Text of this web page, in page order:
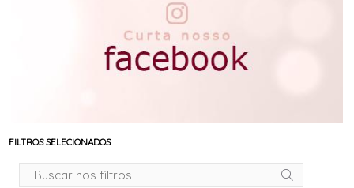
FILTROS SELECIONADOS